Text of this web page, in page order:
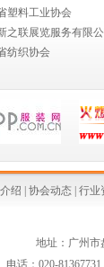
消费警示
塑料工业协会
之联展览服务有限公
纺织协会
绍 协会动态 行业
地址：广州市
电话：020-